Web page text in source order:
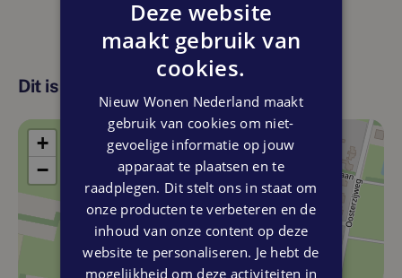
• Woonoppervlak circa 163 m²
• Kavelgrootte van circa 310 tot 460 m² met zonnige tuin
op oost, zuid of west
• Luxe SieMatic-keuken met Siemens-apparatuur
• Drie slaapkamers op eerste verdieping
• Badkamer en toilet met luxe sanitair van Villeroy & Boch
• Vrij indeelbare tweede verdieping
• Aparte technische ruimte voor o.a. wasmachine en droger
op tweede verdieping
• 2 parkeerplaatsen op eigen terrein
• Gekoppelde of vrijstaande royale houten berging
Dit is de locatie
+
−
Deze website
maakt gebruik van
cookies.
Nieuw Wonen Nederland maakt
gebruik van cookies om niet-
gevoelige informatie op jouw
apparaat te plaatsen en te
raadplegen. Dit stelt ons in staat om
onze producten te verbeteren en de
inhoud van onze content op deze
website te personaliseren. Je hebt de
mogelijkheid om deze activiteiten in